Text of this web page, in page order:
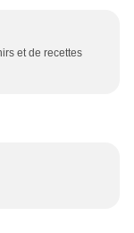
et de recettes